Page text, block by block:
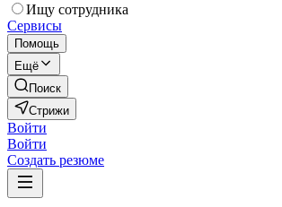
Ищу сотрудника
Сервисы
Помощь
Ещё
Поиск
Стрижи
Войти
Войти
Создать резюме